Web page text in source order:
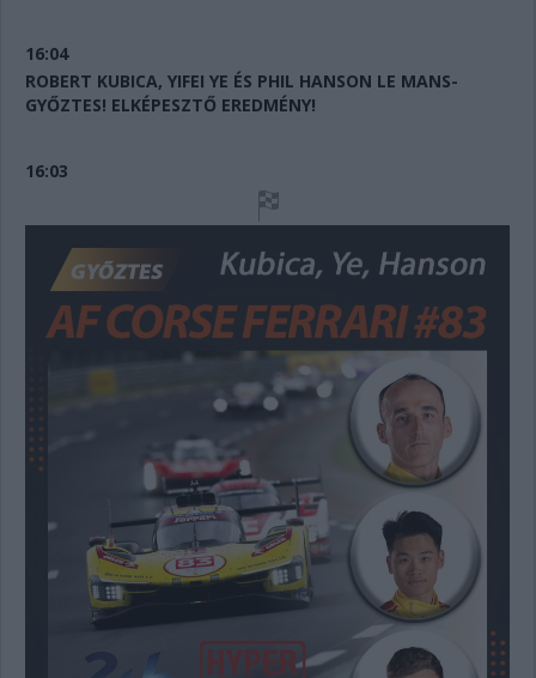
16:04
ROBERT KUBICA, YIFEI YE ÉS PHIL HANSON LE MANS-
GYŐZTES! ELKÉPESZTŐ EREDMÉNY!
16:03